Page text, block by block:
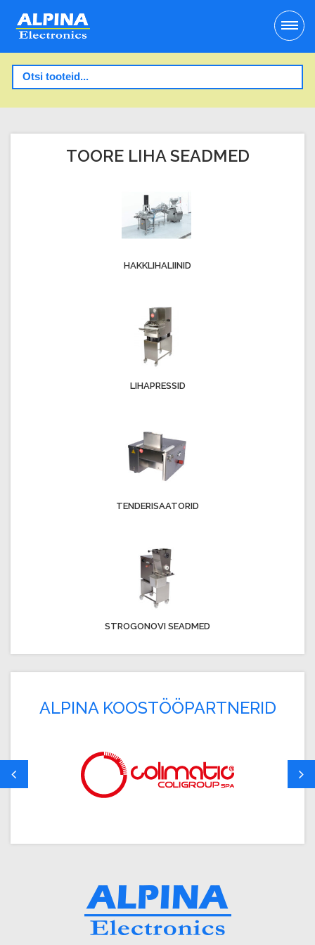
TOORE LIHA SEADMED
HAKKLIHALIINID
LIHAPRESSID
TENDERISAATORID
STROGONOVI SEADMED
ALPINA KOOSTÖÖPARTNERID